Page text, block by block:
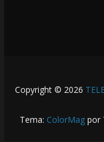
Copyright © 2026
Tema: ColorMag por